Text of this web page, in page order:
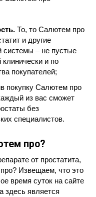
То, то Салютем про
и другие
системы – не пустые
и по
покупателей;
покупку Салютем про
из вас сможет
без
специалистов.
про?
от простатита,
Извещаем, что это
время суток на сайте
здесь является